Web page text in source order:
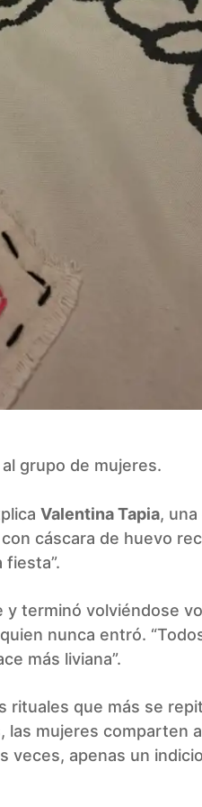
grupo de mujeres.
Valentina Tapia,
cáscara de huevo
terminó volviéndose
nunca entró.
más liviana”.
rituales que más se
mujeres comparten
veces, apenas un